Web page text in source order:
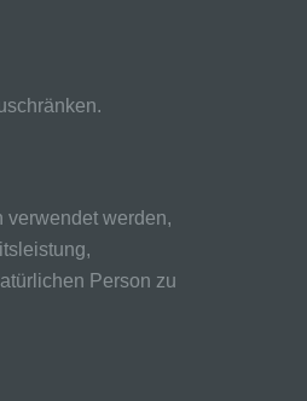
verwendet werden,
Person zu